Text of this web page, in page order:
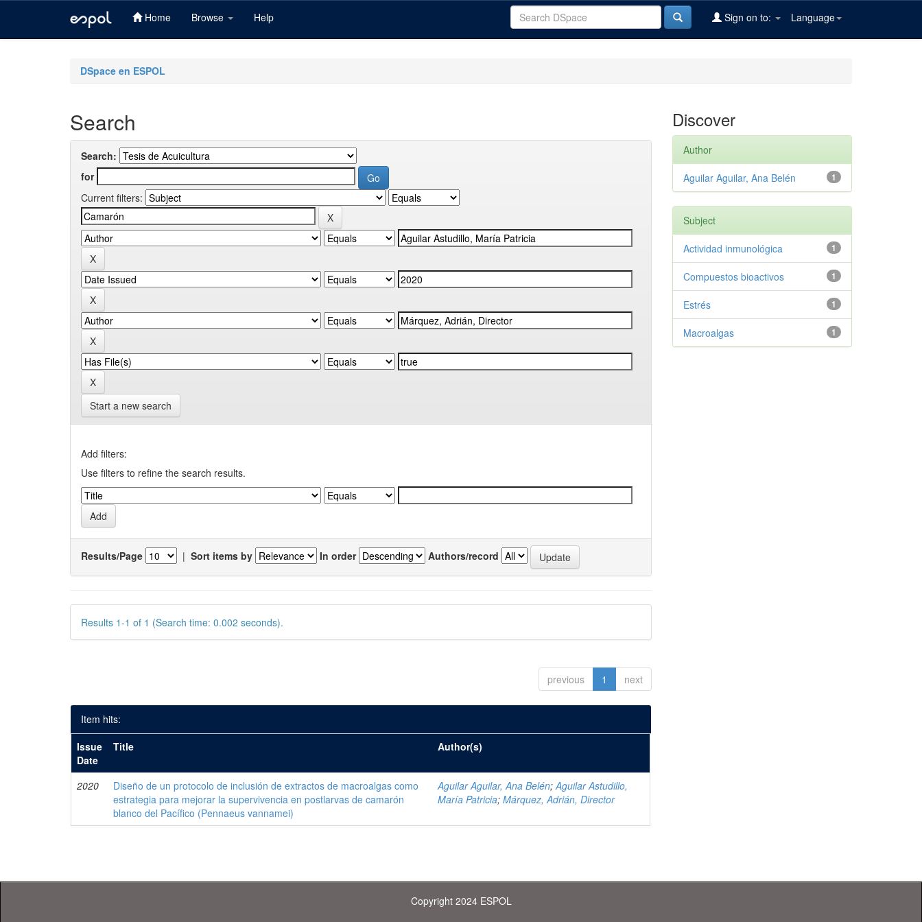
Home Browse Help Language
Sign on to:
DSpace en ESPOL
Search
Search:
for
Current filters:
Start a new search
Add filters:
Use filters to refine the search results.
Results/Page | Sort items by In order Authors/record
Results 1-1 of 1 (Search time: 0.002 seconds).
previous 1 next
Item hits:
Issue
Date
Title Author(s)
2020
Diseño de un protocolo de inclusión de extractos de macroalgas como
estrategia para mejorar la supervivencia en postlarvas de camarón
blanco del Pacífico (Pennaeus vannamei)
Aguilar Aguilar, Ana Belén;Aguilar Astudillo,
María Patricia;Márquez, Adrián, Director
Discover
Author
1
Aguilar Aguilar, Ana Belén
Subject
1
Actividad inmunológica
1
Compuestos bioactivos
1
Estrés
1
Macroalgas
Copyright 2024 ESPOL